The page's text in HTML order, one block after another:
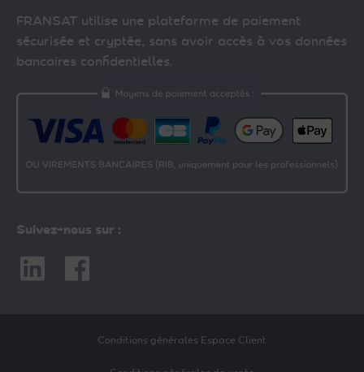
FRANSAT utilise une plateforme de paiement
sécurisée et cryptée, sans avoir accès à vos données
bancaires confidentielles.
Suivez-nous sur :
Linkedin Facebook
Conditions générales Espace Client